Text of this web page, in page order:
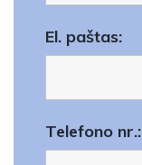
El. paštas:
Telefono nr.: